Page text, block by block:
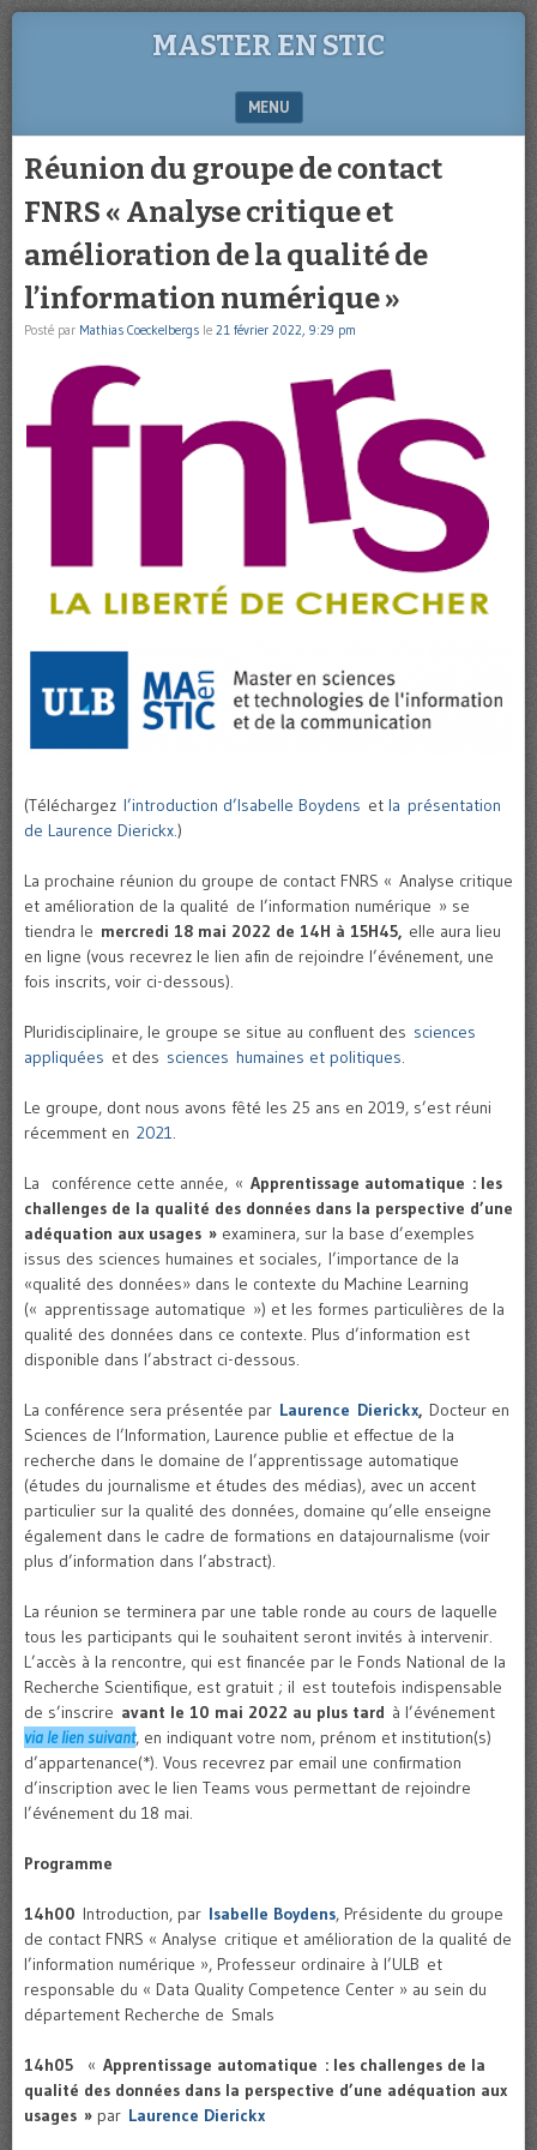
MASTER EN STIC
MENU
SKIP TO CONTENT
Réunion du groupe de contact
FNRS « Analyse critique et
amélioration de la qualité de
l’information numérique »
Posté par Mathias Coeckelbergs le 21 février 2022, 9:29 pm
(Téléchargez l’introduction d’Isabelle Boydens et la présentation
de Laurence Dierickx.)
La prochaine réunion du groupe de contact FNRS « Analyse critique
et amélioration de la qualité de l’information numérique » se
tiendra le mercredi 18 mai 2022 de 14H à 15H45, elle aura lieu
en ligne (vous recevrez le lien afin de rejoindre l’événement, une
fois inscrits, voir ci-dessous).
Pluridisciplinaire, le groupe se situe au confluent des sciences
appliquées et des sciences humaines et politiques.
Le groupe, dont nous avons fêté les 25 ans en 2019, s’est réuni
récemment en 2021.
La conférence cette année, « Apprentissage automatique : les
challenges de la qualité des données dans la perspective d’une
adéquation aux usages » examinera, sur la base d’exemples
issus des sciences humaines et sociales, l’importance de la
«qualité des données» dans le contexte du Machine Learning
(« apprentissage automatique ») et les formes particulières de la
qualité des données dans ce contexte. Plus d’information est
disponible dans l’abstract ci-dessous.
La conférence sera présentée par Laurence Dierickx, Docteur en
Sciences de l’Information, Laurence publie et effectue de la
recherche dans le domaine de l’apprentissage automatique
(études du journalisme et études des médias), avec un accent
particulier sur la qualité des données, domaine qu’elle enseigne
également dans le cadre de formations en datajournalisme (voir
plus d’information dans l’abstract).
La réunion se terminera par une table ronde au cours de laquelle
tous les participants qui le souhaitent seront invités à intervenir.
L’accès à la rencontre, qui est financée par le Fonds National de la
Recherche Scientifique, est gratuit ; il est toutefois indispensable
de s’inscrire avant le 10 mai 2022 au plus tard à l’événement
via le lien suivant, en indiquant votre nom, prénom et institution(s)
d’appartenance(*). Vous recevrez par email une confirmation
d’inscription avec le lien Teams vous permettant de rejoindre
l’événement du 18 mai.
Programme
14h00 Introduction, par Isabelle Boydens, Présidente du groupe
de contact FNRS « Analyse critique et amélioration de la qualité de
l’information numérique », Professeur ordinaire à l’ULB et
responsable du « Data Quality Competence Center » au sein du
département Recherche de Smals
14h05 « Apprentissage automatique : les challenges de la
qualité des données dans la perspective d’une adéquation aux
usages » par Laurence Dierickx